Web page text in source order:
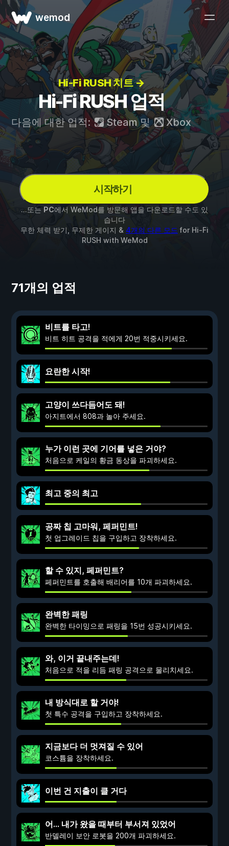
wemod
Hi-Fi RUSH 치트 →
Hi-Fi RUSH 업적
다음에 대한 업적: Steam및 Xbox
시작하기
...또는 PC에서 WeMod를 방문해 앱을 다운로드할 수도 있
습니다
무한 체력 받기, 무제한 게이지 & 4개의 다른 모드 for Hi-Fi
RUSH with WeMod
71개의 업적
비트를 타고!
비트 히트 공격을 적에게 20번 적중시키세요.
요란한 시작!
고양이 쓰다듬어도 돼!
아지트에서 808과 놀아 주세요.
누가 이런 곳에 기어를 넣은 거야?
처음으로 케일의 황금 동상을 파괴하세요.
최고 중의 최고
공짜 칩 고마워, 페퍼민트!
첫 업그레이드 칩을 구입하고 장착하세요.
할 수 있지, 페퍼민트?
페퍼민트를 호출해 배리어를 10개 파괴하세요.
완벽한 패링
완벽한 타이밍으로 패링을 15번 성공시키세요.
와, 이거 끝내주는데!
처음으로 적을 리듬 패링 공격으로 물리치세요.
내 방식대로 할 거야!
첫 특수 공격을 구입하고 장착하세요.
지금보다 더 멋져질 수 있어
코스튬을 장착하세요.
이번 건 지출이 클 거다
어... 내가 왔을 때부터 부서져 있었어
반델레이 보안 로봇을 200개 파괴하세요.